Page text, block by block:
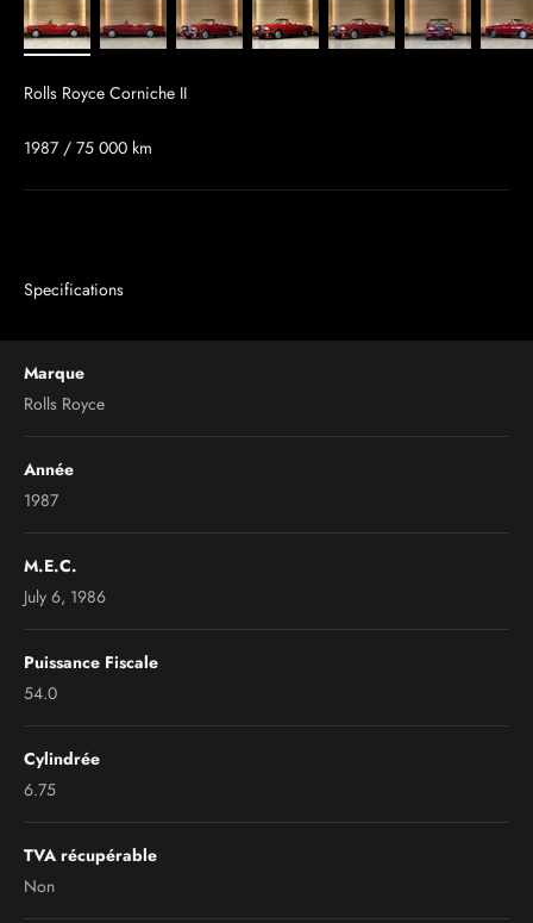
Rolls Royce Corniche II
1987 / 75 000 km
Specifications
Marque
Rolls Royce
Année
1987
M.E.C.
July 6, 1986
Puissance Fiscale
54.0
Cylindrée
6.75
TVA récupérable
Non